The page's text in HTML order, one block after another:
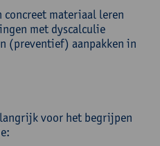
materiaal leren
met dyscalculie
(preventief) aanpakken in
voor het begrijpen